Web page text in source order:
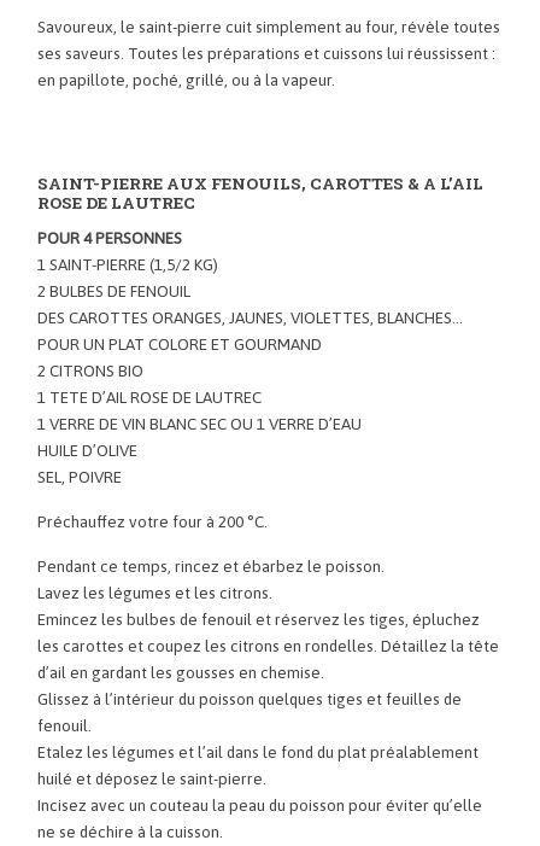
Savoureux, le saint-pierre cuit simplement au four, révèle toutes
ses saveurs. Toutes les préparations et cuissons lui réussissent :
en papillote, poché, grillé, ou à la vapeur.
SAINT-PIERRE AUX FENOUILS, CAROTTES & A L’AIL
ROSE DE LAUTREC
POUR 4 PERSONNES
1 SAINT-PIERRE (1,5/2 KG)
2 BULBES DE FENOUIL
DES CAROTTES ORANGES, JAUNES, VIOLETTES, BLANCHES…
POUR UN PLAT COLORE ET GOURMAND
2 CITRONS BIO
1 TETE D’AIL ROSE DE LAUTREC
1 VERRE DE VIN BLANC SEC OU 1 VERRE D’EAU
HUILE D’OLIVE
SEL, POIVRE
Préchauffez votre four à 200 °C.
Pendant ce temps, rincez et ébarbez le poisson.
Lavez les légumes et les citrons.
Emincez les bulbes de fenouil et réservez les tiges, épluchez
les carottes et coupez les citrons en rondelles. Détaillez la tête
d’ail en gardant les gousses en chemise.
Glissez à l’intérieur du poisson quelques tiges et feuilles de
fenouil.
Etalez les légumes et l’ail dans le fond du plat préalablement
huilé et déposez le saint-pierre.
Incisez avec un couteau la peau du poisson pour éviter qu’elle
ne se déchire à la cuisson.